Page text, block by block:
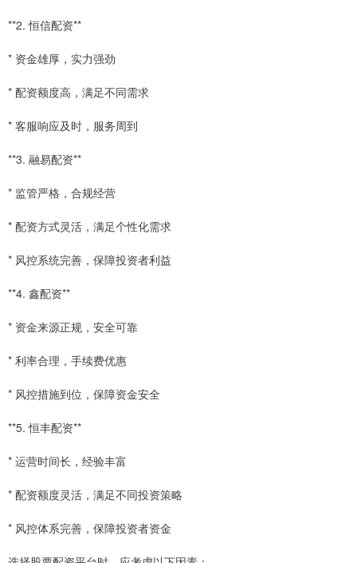
**2. 恒信配资**
* 资金雄厚，实力强劲
* 配资额度高，满足不同需求
* 客服响应及时，服务周到
**3. 融易配资**
* 监管严格，合规经营
* 配资方式灵活，满足个性化需求
* 风控系统完善，保障投资者利益
**4. 鑫配资**
* 资金来源正规，安全可靠
* 利率合理，手续费优惠
* 风控措施到位，保障资金安全
**5. 恒丰配资**
* 运营时间长，经验丰富
* 配资额度灵活，满足不同投资策略
* 风控体系完善，保障投资者资金